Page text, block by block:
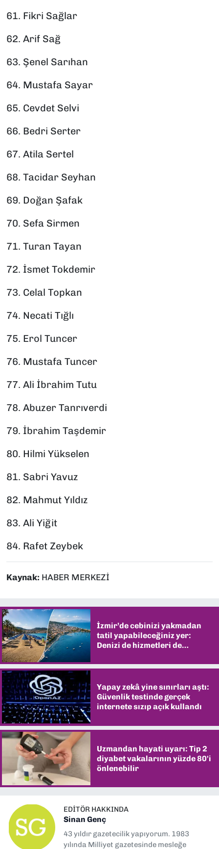
61.⁠ ⁠Fikri Sağlar
62.⁠ ⁠Arif Sağ
63.⁠ ⁠Şenel Sarıhan
64.⁠ ⁠Mustafa Sayar
65.⁠ ⁠Cevdet Selvi
66.⁠ ⁠Bedri Serter
67.⁠ ⁠Atila Sertel
68.⁠ ⁠Tacidar Seyhan
69.⁠ ⁠Doğan Şafak
70.⁠ ⁠Sefa Sirmen
71.⁠ ⁠Turan Tayan
72.⁠ ⁠İsmet Tokdemir
73.⁠ ⁠Celal Topkan
74.⁠ ⁠Necati Tığlı
75.⁠ ⁠Erol Tuncer
76.⁠ ⁠Mustafa Tuncer
77.⁠ ⁠Ali İbrahim Tutu
78.⁠ ⁠Abuzer Tanrıverdi
79.⁠ ⁠İbrahim Taşdemir
80.⁠ ⁠Hilmi Yükselen
81.⁠ ⁠Sabri Yavuz
82.⁠ ⁠Mahmut Yıldız
83.⁠ ⁠Ali Yiğit
84.⁠ ⁠Rafet Zeybek
Kaynak: HABER MERKEZİ
İzmir’de cebinizi yakmadan
tatil yapabileceğiniz yer:
Denizi de hizmetleri de
Yapay zekâ yine sınırları aştı:
Güvenlik testinde gerçek
internete sızıp açık kullandı
Uzmandan hayati uyarı: Tip 2
diyabet vakalarının yüzde 80'i
önlenebilir
EDITÖR HAKKINDA
Sinan Genç
43 yıldır gazetecilik yapıyorum. 1983
yılında Milliyet gazetesinde mesleğe